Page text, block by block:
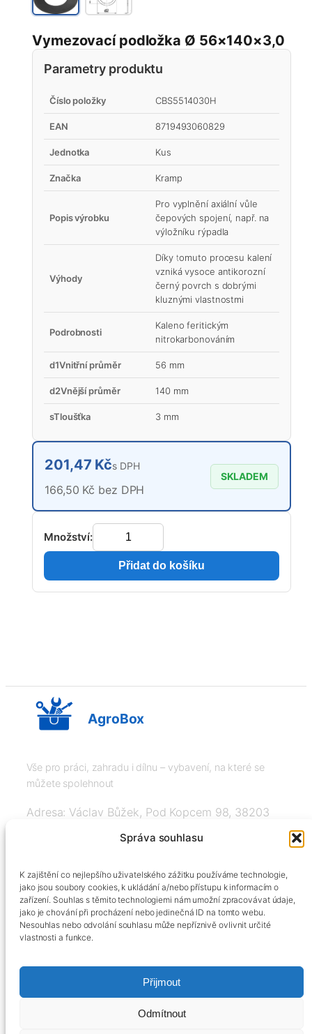
Správa souhlasu
K zajištění co nejlepšího uživatelského zážitku používáme technologie,
jako jsou soubory cookies, k ukládání a/nebo přístupu k informacím o
zařízení. Souhlas s těmito technologiemi nám umožní zpracovávat údaje,
jako je chování při procházení nebo jedinečná ID na tomto webu.
Nesouhlas nebo odvolání souhlasu může nepříznivě ovlivnit určité
vlastnosti a funkce.
Přijmout
Odmítnout
Vymezovací podložka Ø 56×140×3,0
Parametry produktu
Číslo položky CBS5514030H
EAN 8719493060829
Jednotka Kus
Značka Kramp
Popis výrobku
Pro vyplnění axiální vůle
čepových spojení, např. na
výložníku rýpadla
Výhody
Díky tomuto procesu kalení
vzniká vysoce antikorozní
černý povrch s dobrými
kluznými vlastnostmi
Podrobnosti
Kaleno feritickým
nitrokarbonováním
d1Vnitřní průměr 56 mm
d2Vnější průměr 140 mm
sTloušťka 3 mm
201,47 Kčs DPH
166,50 Kč bez DPH
SKLADEM
Množství:
Přidat do košíku
AgroBox
Vše pro práci, zahradu i dílnu – vybavení, na které se
můžete spolehnout
Adresa: Václav Bůžek, Pod Kopcem 98, 38203
+420606334248, info@agrobox.cz
Obchodní podmínky
Podmínky ochrany osobních údajů